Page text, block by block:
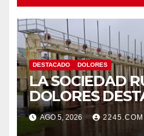
DESTACADO DOLORES
LA SOCIEDAD
DOLORES
TRABAJOS
REALIZADOS
AGO 5, 2026